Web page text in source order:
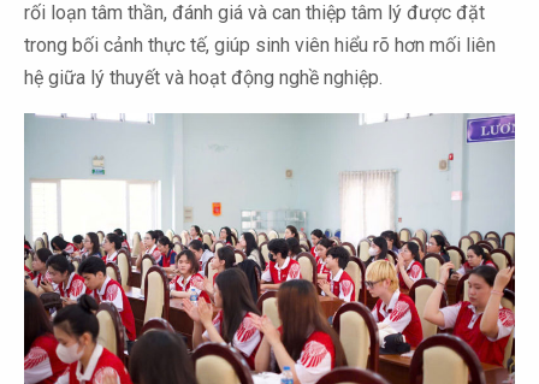
rối loạn tâm thần, đánh giá và can thiệp tâm lý được đặt
trong bối cảnh thực tế, giúp sinh viên hiểu rõ hơn mối liên
hệ giữa lý thuyết và hoạt động nghề nghiệp.